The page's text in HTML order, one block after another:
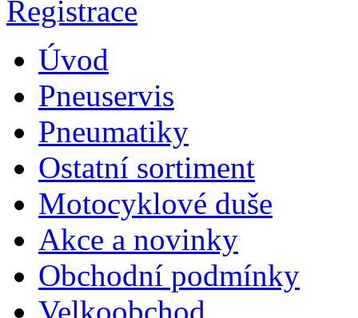
Registrace
Úvod
Pneuservis
Pneumatiky
Ostatní sortiment
Motocyklové duše
Akce a novinky
Obchodní podmínky